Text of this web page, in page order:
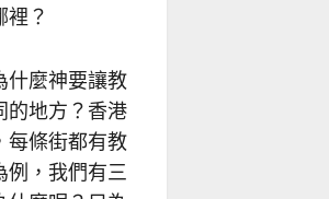
裡？
什麼神要讓教
的地方？香港
每條街都有教
例，我們有三